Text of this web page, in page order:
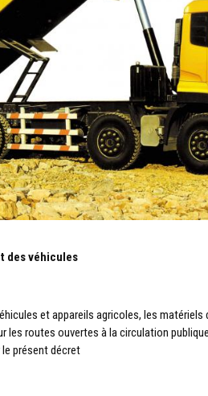
des véhicules
et appareils agricoles, les matériels
routes ouvertes à la circulation
présent décret